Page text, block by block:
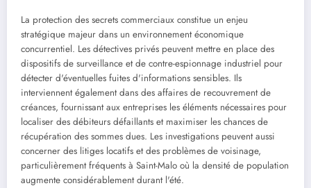
La protection des secrets commerciaux constitue un enjeu
stratégique majeur dans un environnement économique
concurrentiel. Les détectives privés peuvent mettre en place des
dispositifs de surveillance et de contre-espionnage industriel pour
détecter d'éventuelles fuites d'informations sensibles. Ils
interviennent également dans des affaires de recouvrement de
créances, fournissant aux entreprises les éléments nécessaires pour
localiser des débiteurs défaillants et maximiser les chances de
récupération des sommes dues. Les investigations peuvent aussi
concerner des litiges locatifs et des problèmes de voisinage,
particulièrement fréquents à Saint-Malo où la densité de population
augmente considérablement durant l'été.